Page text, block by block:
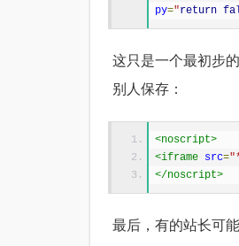
py="return
这只是一个最初步
别人保存：
<noscript>
<iframe src=
</noscript>
最后，有的站长可